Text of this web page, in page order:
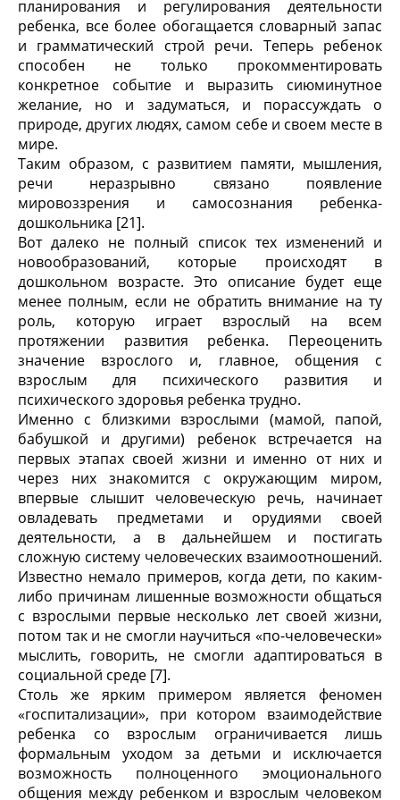
планирования и регулирования деятельности
ребенка, все более обогащается словарный запас
и грамматический строй речи. Теперь ребенок
способен не только прокомментировать
конкретное событие и выразить сиюминутное
желание, но и задуматься, и порассуждать о
природе, других людях, самом себе и своем месте в
мире.
Таким образом, с развитием памяти, мышления,
речи неразрывно связано появление
мировоззрения и самосознания ребенка-
дошкольника [21].
Вот далеко не полный список тех изменений и
новообразований, которые происходят в
дошкольном возрасте. Это описание будет еще
менее полным, если не обратить внимание на ту
роль, которую играет взрослый на всем
протяжении развития ребенка. Переоценить
значение взрослого и, главное, общения с
взрослым для психического развития и
психического здоровья ребенка трудно.
Именно с близкими взрослыми (мамой, папой,
бабушкой и другими) ребенок встречается на
первых этапах своей жизни и именно от них и
через них знакомится с окружающим миром,
впервые слышит человеческую речь, начинает
овладевать предметами и орудиями своей
деятельности, а в дальнейшем и постигать
сложную систему человеческих взаимоотношений.
Известно немало примеров, когда дети, по каким-
либо причинам лишенные возможности общаться
с взрослыми первые несколько лет своей жизни,
потом так и не смогли научиться «по-человечески»
мыслить, говорить, не смогли адаптироваться в
социальной среде [7].
Столь же ярким примером является феномен
«госпитализации», при котором взаимодействие
ребенка со взрослым ограничивается лишь
формальным уходом за детьми и исключается
возможность полноценного эмоционального
общения между ребенком и взрослым человеком